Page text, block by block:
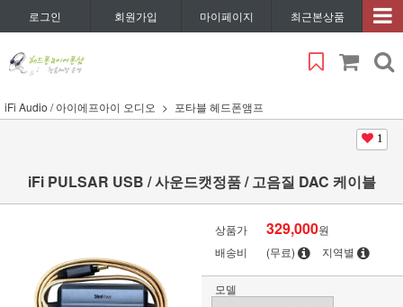
로그인 회원가입 마이페이지 최근본상품
iFi Audio / 아이에프아이 오디오 포타블 헤드폰앰프
1
iFi PULSAR USB / 사운드캣정품 / 고음질 DAC 케이블
상품가 329,000원
배송비
(무료) 지역별
모델